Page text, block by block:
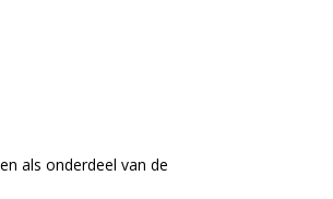
als onderdeel van de